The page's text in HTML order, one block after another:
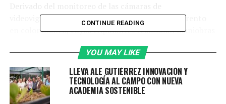
videovigilancia, se detectó una camioneta Kia Sorento
en color blanco, cuyos tripulantes realizaban maniobras
otras personas.
Ante esta situación, unidades de Policía acudieron al
lugar para verificar el reporte e interceptar el vehículo.
CONTINUE READING
YOU MAY LIKE
LLEVA ALE GUTIÉRREZ INNOVACIÓN Y
TECNOLOGÍA AL CAMPO CON NUEVA
ACADEMIA SOSTENIBLE